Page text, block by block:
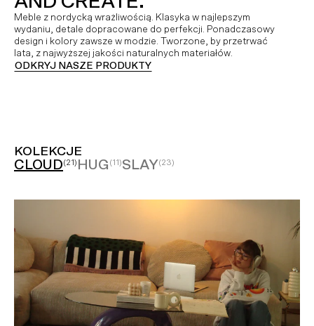
Meble z nordycką wrażliwością. Klasyka w najlepszym
wydaniu, detale dopracowane do perfekcji. Ponadczasowy
design i kolory zawsze w modzie. Tworzone, by przetrwać
lata, z najwyższej jakości naturalnych materiałów.
ODKRYJ NASZE PRODUKTY
KOLEKCJE
CLOUD(21) HUG (11)SLAY(23)